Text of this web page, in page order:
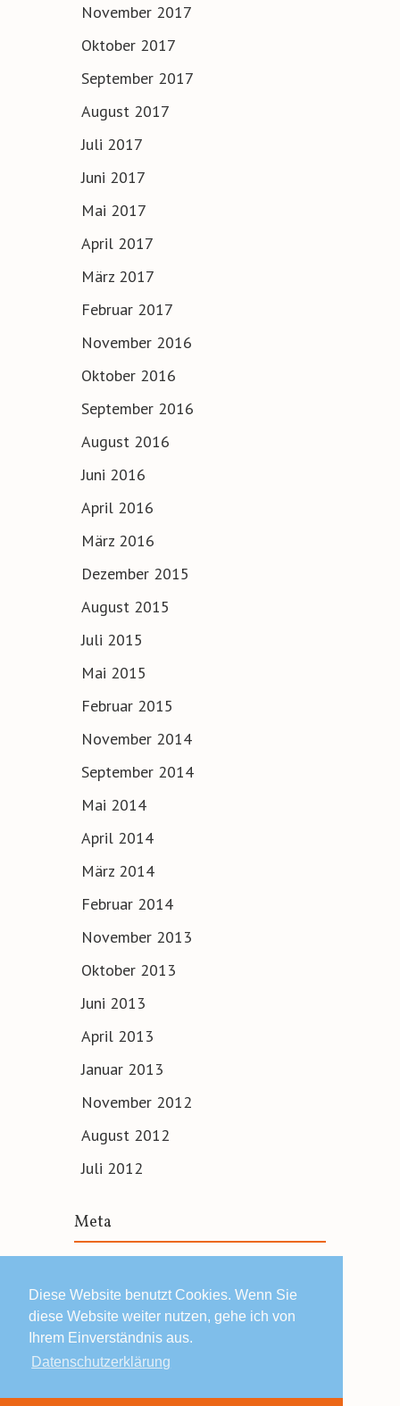
Diese Website benutzt Cookies. Wenn Sie
diese Website weiter nutzen, gehe ich von
Ihrem Einverständnis aus.
Datenschutzerklärung
November 2017
Oktober 2017
September 2017
August 2017
Juli 2017
Juni 2017
Mai 2017
April 2017
März 2017
Februar 2017
November 2016
Oktober 2016
September 2016
August 2016
Juni 2016
April 2016
März 2016
Dezember 2015
August 2015
Juli 2015
Mai 2015
Februar 2015
November 2014
September 2014
Mai 2014
April 2014
März 2014
Februar 2014
November 2013
Oktober 2013
Juni 2013
April 2013
Januar 2013
November 2012
August 2012
Juli 2012
Meta